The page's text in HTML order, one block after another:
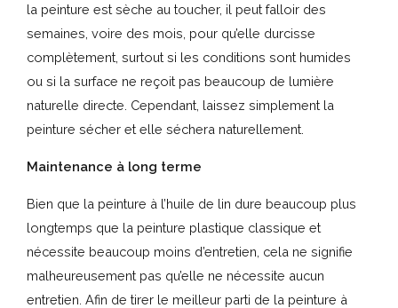
la peinture est sèche au toucher, il peut falloir des
semaines, voire des mois, pour qu’elle durcisse
complètement, surtout si les conditions sont humides
ou si la surface ne reçoit pas beaucoup de lumière
naturelle directe. Cependant, laissez simplement la
peinture sécher et elle séchera naturellement.
Maintenance à long terme
Bien que la peinture à l’huile de lin dure beaucoup plus
longtemps que la peinture plastique classique et
nécessite beaucoup moins d’entretien, cela ne signifie
malheureusement pas qu’elle ne nécessite aucun
entretien. Afin de tirer le meilleur parti de la peinture à